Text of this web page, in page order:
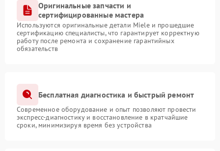
Оригинальные запчасти и
сертифицированные мастера
Используются оригинальные детали Miele и прошедшие
сертификацию специалисты, что гарантирует корректную
работу после ремонта и сохранение гарантийных
обязательств
Бесплатная диагностика и быстрый ремонт
Современное оборудование и опыт позволяют провести
экспресс-диагностику и восстановление в кратчайшие
сроки, минимизируя время без устройства